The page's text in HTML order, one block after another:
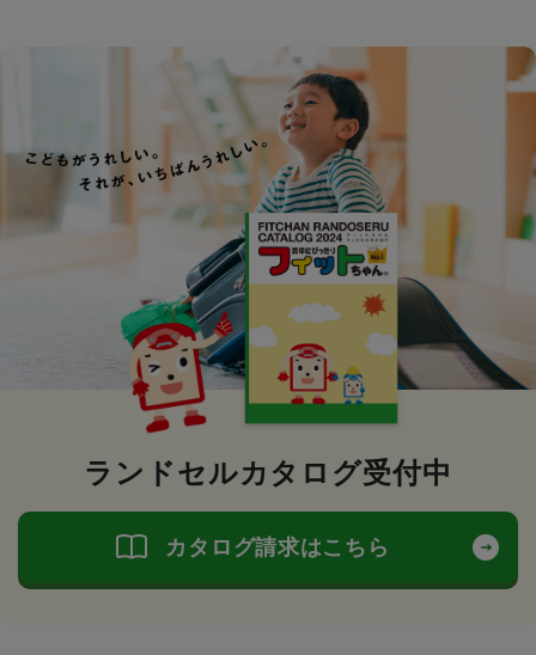
ランドセルカタログ受付中
カタログ請求はこちら